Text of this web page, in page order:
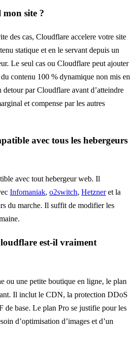
site ?
des cas, Cloudflare accelere votre site
statique et en le servant depuis un
Le seul cas ou Cloudflare peut ajouter
contenu 100 % dynamique non mis en
detour par Cloudflare avant d’atteindre
et compense par les autres
avec tous les hebergeurs
avec tout hebergeur web. Il
Infomaniak, o2switch, Hetzneret la
du marche. Il suffit de modifier les
est-il vraiment
ou une petite boutique en ligne, le plan
Il inclut le CDN, la protection DDoS
de base. Le plan Pro se justifie pour les
d’optimisation d’images et d’un